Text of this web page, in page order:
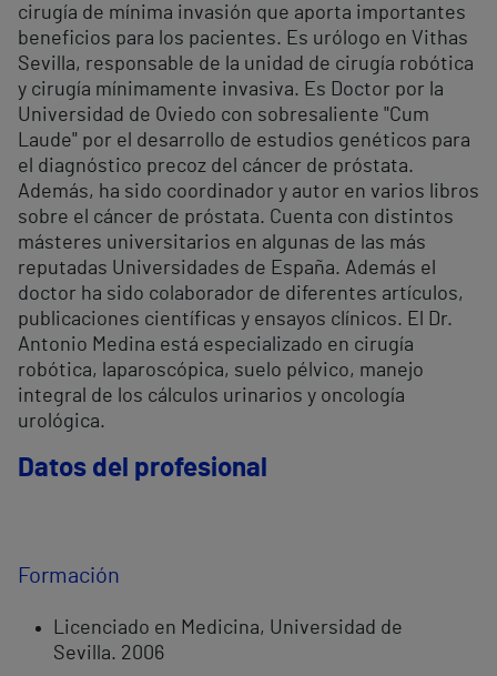
cirugía de mínima invasión que aporta importantes
beneficios para los pacientes. Es urólogo en Vithas
Sevilla, responsable de la unidad de cirugía robótica
y cirugía mínimamente invasiva. Es Doctor por la
Universidad de Oviedo con sobresaliente "Cum
Laude" por el desarrollo de estudios genéticos para
el diagnóstico precoz del cáncer de próstata.
Además, ha sido coordinador y autor en varios libros
sobre el cáncer de próstata. Cuenta con distintos
másteres universitarios en algunas de las más
reputadas Universidades de España. Además el
doctor ha sido colaborador de diferentes artículos,
publicaciones científicas y ensayos clínicos. El Dr.
Antonio Medina está especializado en cirugía
robótica, laparoscópica, suelo pélvico, manejo
integral de los cálculos urinarios y oncología
urológica.
Datos del profesional
Formación
Licenciado en Medicina, Universidad de
Sevilla. 2006